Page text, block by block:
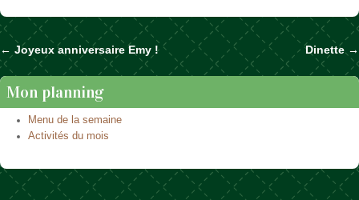
Naviguer dans les articles
← Joyeux anniversaire Emy ! Dinette →
Mon planning
Menu de la semaine
Activités du mois